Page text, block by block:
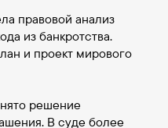
правовой анализ
из банкротства.
и проект мирового
решение
В суде более